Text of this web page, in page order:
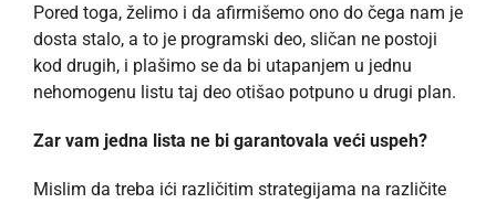
Pored toga, želimo i da afirmišemo ono do čega nam je
dosta stalo, a to je programski deo, sličan ne postoji
kod drugih, i plašimo se da bi utapanjem u jednu
nehomogenu listu taj deo otišao potpuno u drugi plan.
Zar vam jedna lista ne bi garantovala veći uspeh?
Mislim da treba ići različitim strategijama na različite